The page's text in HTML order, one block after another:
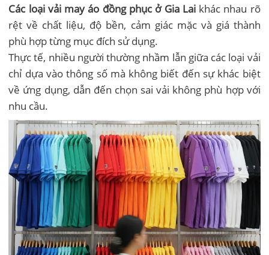
Các loại vải may áo đồng phục ở Gia Laikhác nhau rõ
rệt về chất liệu, độ bền, cảm giác mặc và giá thành
phù hợp từng mục đích sử dụng.
Thực tế, nhiều người thường nhầm lẫn giữa các loại vải
chỉ dựa vào thông số mà không biết đến sự khác biệt
về ứng dụng, dẫn đến chọn sai vải không phù hợp với
nhu cầu.